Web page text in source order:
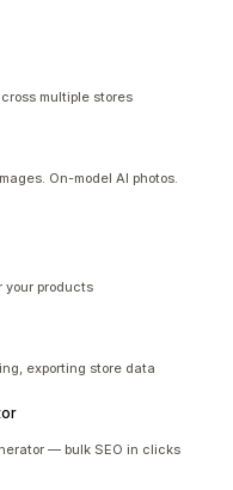
multiple stores
On-model AI photos.
your products
exporting store data
— bulk SEO in clicks